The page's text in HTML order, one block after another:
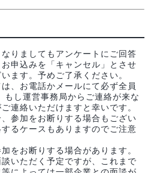
りましてもアンケートにご回答
申込みを「キャンセル」とさせ
ます。予めご了承ください。
、お電話かメールにて必ず全員
もし運営事務局からご連絡が来な
連絡いただけますと幸いです。
参加をお断りする場合もござい
るケースもありますのでご注意
をお断りする場合があります。
いただく予定ですが、これまで